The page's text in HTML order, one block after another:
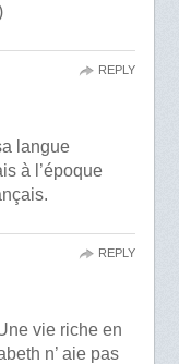
langue
à l’époque
REPLY
vie riche en
n’ aie pas
REPLY